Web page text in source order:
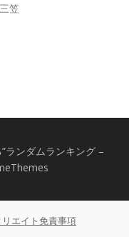
笠
ランダムランキング –
リエイト免責事項